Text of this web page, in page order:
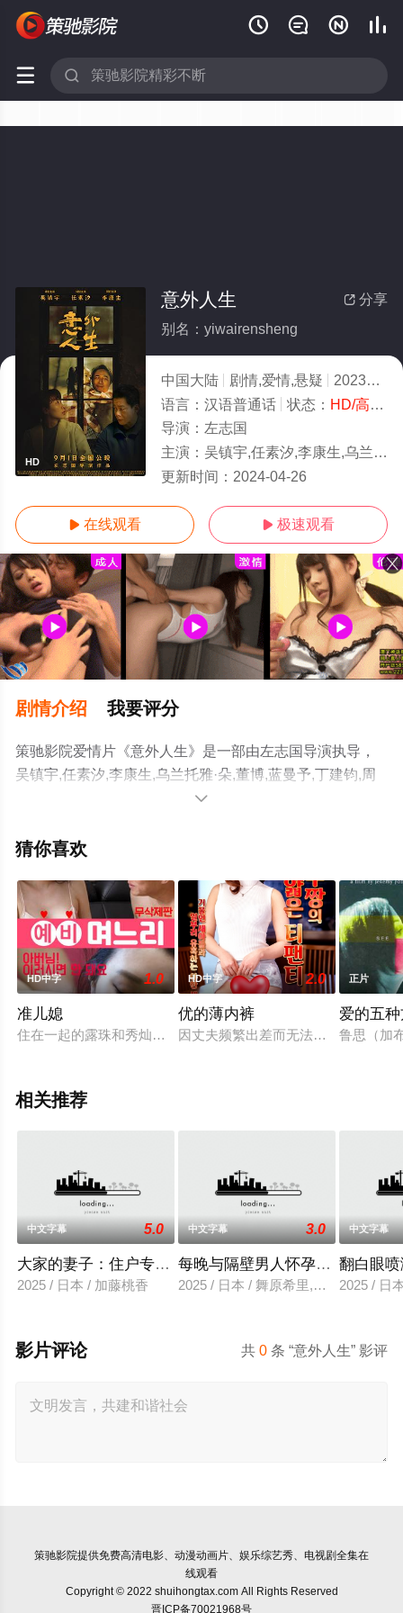
   
 
HD
 分享
意外人生
别名：yiwairensheng
中国大陆 剧情,爱情,悬疑 2023
8.0
语言： 汉语普通话 状态： HD/高清
导演： 左志国
主演： 吴镇宇,任素汐,李康生,乌兰托雅·朵,董博,蓝曼予,丁建钧,周展翅,张忻恺
更新时间： 2024-04-26
 在线观看  极速观看
剧情介绍 我要评分
策驰影院爱情片《意外人生》是一部由左志国导演执导，
吴镇宇,任素汐,李康生,乌兰托雅·朵,董博,蓝曼予,丁建钧,周
展翅,张忻恺等演员精彩演绎的中国大陆电影，手机免费观
信息可移步至豆瓣电影、电视猫或剧情网等平台了解。

猜你喜欢
HD中字 1.0
准儿媳
住在一起的露珠和秀灿和公公住在一起，因为有外遇的丈夫而伤
HD中字 2.0
优的薄内裤
因丈夫频繁出差而无法满足性欲的
正片
爱的五
鲁思（加
相关推荐
中文字幕 5.0
大家的妻子：住户专用洞口
2025 / 日本 / 加藤桃香
中文字幕 3.0
每晚与隔壁男人怀孕性爱
2025 / 日本 / 舞原希里,佐川金二
中文字幕
翻白眼
2025 / 日
共0 条 “意外人生” 影评
影片评论
策驰影院提供免费高清电影、动漫动画片、娱乐综艺秀、电视剧全集在
线观看
Copyright © 2022 shuihongtax.com All Rights Reserved
晋ICP备70021968号